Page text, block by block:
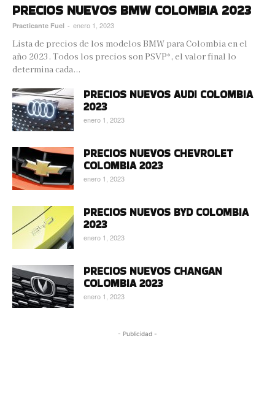
PRECIOS NUEVOS BMW COLOMBIA 2023
Practicante Fuel - enero 1, 2023
Lista de precios de los modelos BMW para Colombia en el
año 2023. Todos los precios son PSVP*, el valor final lo
determina cada...
PRECIOS NUEVOS AUDI COLOMBIA
2023
enero 1, 2023
PRECIOS NUEVOS CHEVROLET
COLOMBIA 2023
enero 1, 2023
PRECIOS NUEVOS BYD COLOMBIA
2023
enero 1, 2023
PRECIOS NUEVOS CHANGAN
COLOMBIA 2023
enero 1, 2023
- Publicidad -